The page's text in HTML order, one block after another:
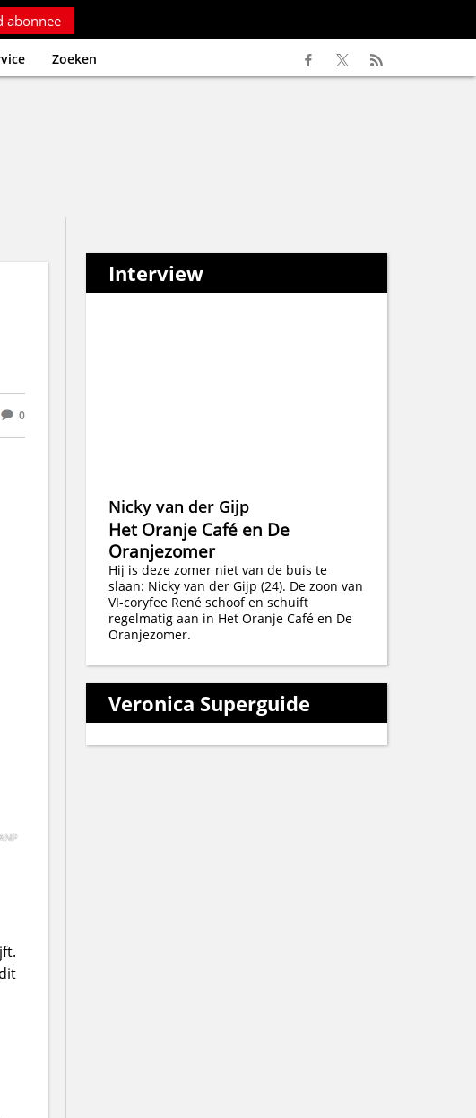
abonnee
Zoeken
0
Interview
Nicky van der Gijp
Het Oranje Café en De
Oranjezomer
Hij is deze zomer niet van de buis te
slaan: Nicky van der Gijp (24). De zoon van
VI-coryfee René schoof en schuift
regelmatig aan in Het Oranje Café en De
Oranjezomer.
Veronica Superguide